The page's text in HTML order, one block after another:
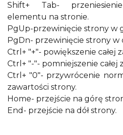
Shift+ Tab-
elementu na stronie.
PgUp-przewinięcie strony w
PgDn- przewinięcie strony w
Ctrl+ "+"- powiększenie całej
Ctrl+ "-"- pomniejszenie całej
Ctrl+ "0"- przywrócenie
zawartości strony.
Home- przejście na górę
End- przejście na dół strony.